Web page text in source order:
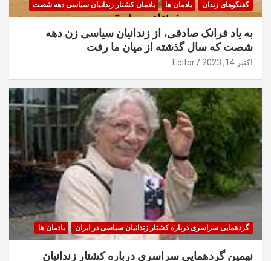
گفتگوهای زندان
یادمان ها یادمان کشتار زندانیان سیاسی دهه شصت
به یاد فرانک صادقی، از زندانیان سیاسی زن دهه
شصت که سال گذشته از میان ما رفت
اکتبر 14, 2023 Editor
گردهمایی سراسری درباره کشتار زندانیان سیاسی در ایران یادمان ها
نهمین گردهمایی سراسری درباره کشتار زندانیان